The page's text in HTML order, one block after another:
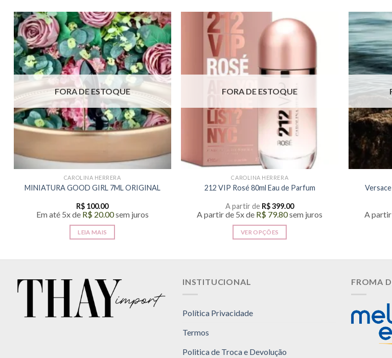
FORA DE ESTOQUE
CAROLINA HERRERA
MINIATURA GOOD GIRL 7ML ORIGINAL
R$ 100.00
Em até 5x de R$20.00sem juros
LEIA MAIS
FORA DE ESTOQUE
CAROLINA HERRERA
212 VIP Rosé 80ml Eau de Parfum
A partir de R$399.00
A partir de 5x de R$ 79.80sem juros
VER OPÇÕES
escolhidas
A partir
INSTITUCIONAL
Política Privacidade
Termos
Politica de Troca e Devolução
FROMA